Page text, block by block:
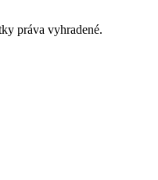
práva vyhradené.